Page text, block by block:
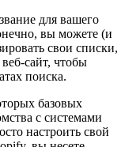
для вашего
вы можете (и
свои списки,
сайт, чтобы
поиска.
базовых
с системами
настроить свой